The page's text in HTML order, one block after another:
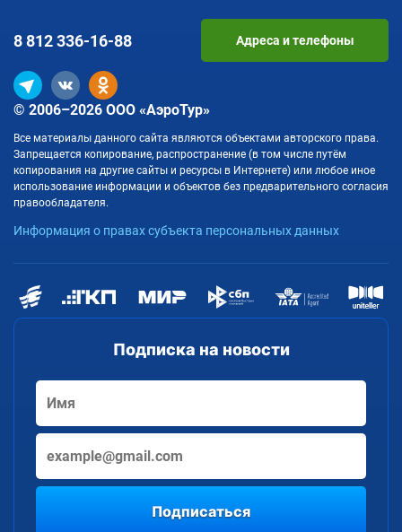
Подписка на новости
Подписаться
© 2006–2026 ООО «АэроТур»
Все материалы данного сайта являются объектами авторского права.
Запрещается копирование, распространение (в том числе путём
копирования на другие сайты и ресурсы в Интернете) или любое иное
использование информации и объектов без предварительного согласия
правообладателя.
Информация о правах субъекта персональных данных
8 812336-16-88 Адреса и телефоны